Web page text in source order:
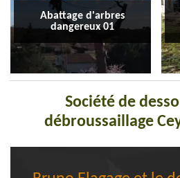
Abattage d'arbres
dangereux 01
Société de
débroussaillage